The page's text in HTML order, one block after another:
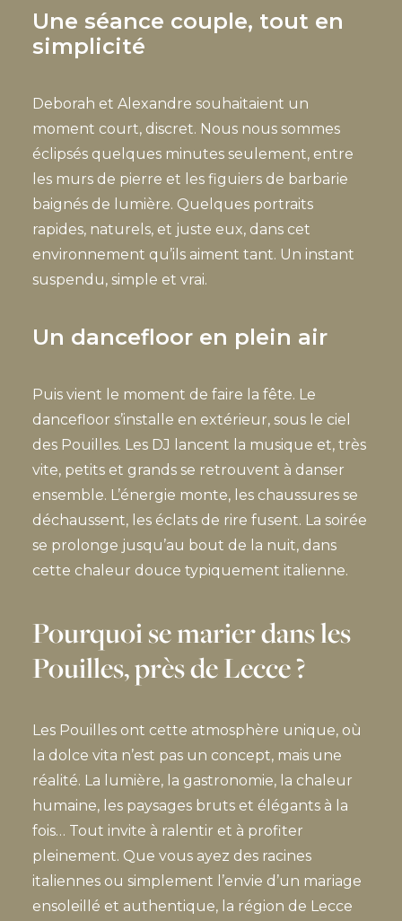
Une séance couple, tout en
simplicité
Deborah et Alexandre souhaitaient un
moment court, discret. Nous nous sommes
éclipsés quelques minutes seulement, entre
les murs de pierre et les figuiers de barbarie
baignés de lumière. Quelques portraits
rapides, naturels, et juste eux, dans cet
environnement qu’ils aiment tant. Un instant
suspendu, simple et vrai.
Un dancefloor en plein air
Puis vient le moment de faire la fête. Le
dancefloor s’installe en extérieur, sous le ciel
des Pouilles. Les DJ lancent la musique et, très
vite, petits et grands se retrouvent à danser
ensemble. L’énergie monte, les chaussures se
déchaussent, les éclats de rire fusent. La soirée
se prolonge jusqu’au bout de la nuit, dans
cette chaleur douce typiquement italienne.
Pourquoi se marier dans les
Pouilles, près de Lecce ?
Les Pouilles ont cette atmosphère unique, où
la dolce vita n’est pas un concept, mais une
réalité. La lumière, la gastronomie, la chaleur
humaine, les paysages bruts et élégants à la
fois… Tout invite à ralentir et à profiter
pleinement. Que vous ayez des racines
italiennes ou simplement l’envie d’un mariage
ensoleillé et authentique, la région de Lecce